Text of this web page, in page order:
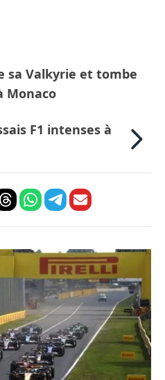
sa Valkyrie et tombe
Monaco
F1 intenses à